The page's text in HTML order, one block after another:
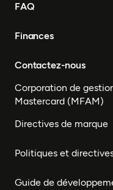
FAQ
Finances
Contactez-nous
Corporation de
Mastercard (MFAM)
Directives de marque
Politiques et
Guide de